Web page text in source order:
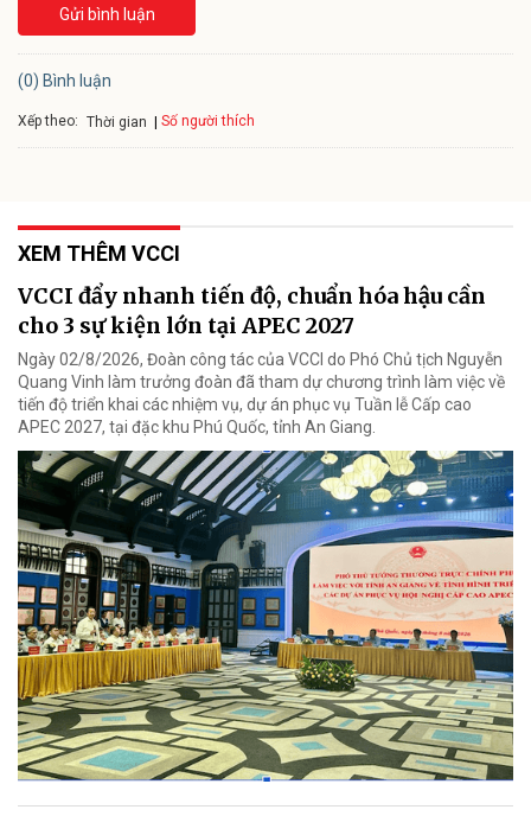
Gửi bình luận
(0) Bình luận
Xếp theo: Thời gian Số người thích
XEM THÊM VCCI
VCCI đẩy nhanh tiến độ, chuẩn hóa hậu cần
cho 3 sự kiện lớn tại APEC 2027
Ngày 02/8/2026, Đoàn công tác của VCCI do Phó Chủ tịch Nguyễn
Quang Vinh làm trưởng đoàn đã tham dự chương trình làm việc về
tiến độ triển khai các nhiệm vụ, dự án phục vụ Tuần lễ Cấp cao
APEC 2027, tại đặc khu Phú Quốc, tỉnh An Giang.